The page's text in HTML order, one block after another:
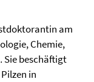
am
Chemie,
Sie beschäftigt
in